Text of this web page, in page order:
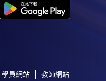
學員網站 教師網站